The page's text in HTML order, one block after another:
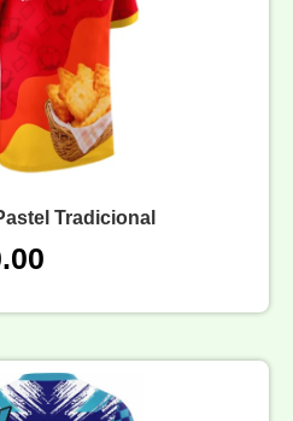
Tradicional